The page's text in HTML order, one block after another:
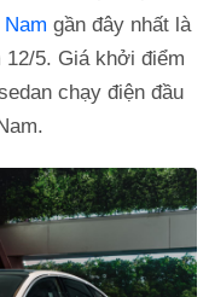
gần đây nhất là
12/5. Giá khởi điểm
chạy điện đầu